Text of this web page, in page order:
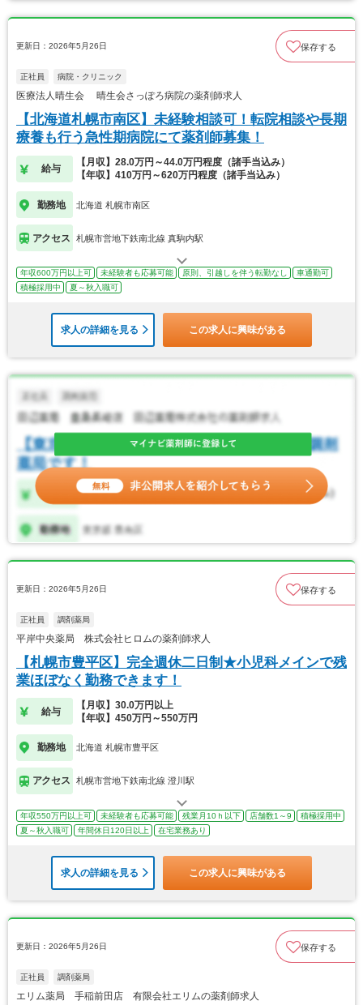
更新日：2026年5月26日 保存する
正社員 病院・クリニック
医療法人晴生会 晴生会さっぽろ病院の薬剤師求人
【北海道札幌市南区】未経験相談可！転院相談や長期
療養も行う急性期病院にて薬剤師募集！
給与
【月収】28.0万円～44.0万円程度（諸手当込み）
【年収】410万円～620万円程度（諸手当込み）
勤務地 北海道 札幌市南区
アクセス 札幌市営地下鉄南北線 真駒内駅
年収600万円以上可 未経験者も応募可能 原則、引越しを伴う転勤なし
車通勤可
積極採用中
夏～秋入職可
求人の詳細を見る この求人に興味がある
更新日：2026年5月26日 保存する
正社員 調剤薬局
平岸中央薬局 株式会社ヒロムの薬剤師求人
【札幌市豊平区】完全週休二日制★小児科メインで残
業ほぼなく勤務できます！
給与
【月収】30.0万円以上
【年収】450万円～550万円
勤務地 北海道 札幌市豊平区
アクセス 札幌市営地下鉄南北線 澄川駅
年収550万円以上可 未経験者も応募可能 残業月10ｈ以下 店舗数1～9
積極採用中
夏～秋入職可
年間休日120日以上 在宅業務あり
求人の詳細を見る この求人に興味がある
更新日：2026年5月26日 保存する
正社員 調剤薬局
エリム薬局 手稲前田店 有限会社エリムの薬剤師求人